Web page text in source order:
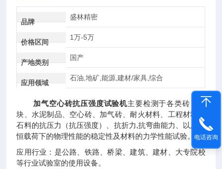
品牌
盛林精密
价格区间
1万-5万
产地类别
国产
应用领域
石油,地矿,能源,建材/家具,综合
加气空心砖抗压强度试验机主要检测于各类砖、砌
块、水泥制品、空心砖、加气砖、耐火材料、工程材料、
石料的抗压力（抗压强度）、抗折力,抗弯曲能力、以及在
恒载荷下的物理性能的稳定性及材料的力学性能试验。
应用行业：是公路、铁路、桥梁、建筑、建材、大专院校
等行业试验室的使用设备。
电话咨询